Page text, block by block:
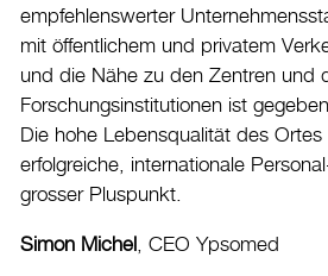
Wirtschaft
Standortqualitäten
Lage und Verkehr
Infrastruktur
Arbeitsmarkt
empfehlenswerter
mit öffentlichem und privatem
und die Nähe zu den Zentren und
Forschungsinstitutionen ist
Die hohe Lebensqualität des Ortes
erfolgreiche, internationale
grosser Pluspunkt.
Simon Michel , CEO Ypsomed